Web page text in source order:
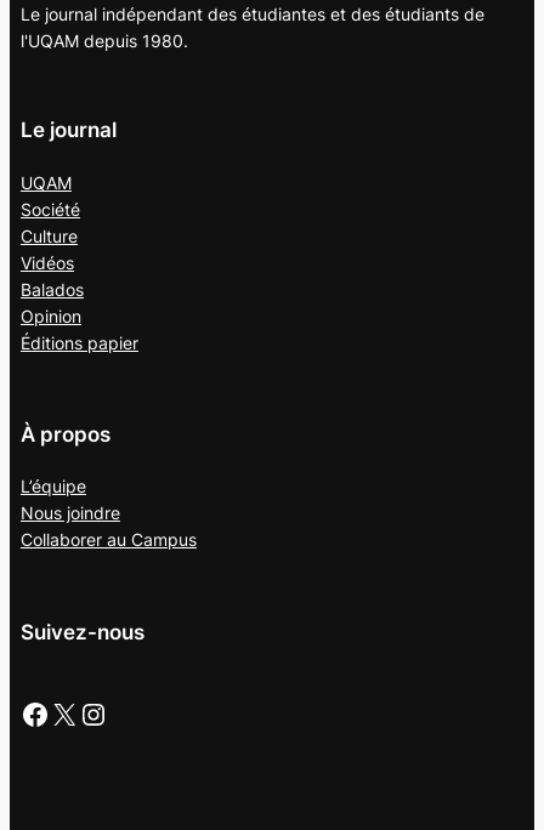
Le journal indépendant des étudiantes et des étudiants de
l'UQAM depuis 1980.
Le journal
UQAM
Société
Culture
Vidéos
Balados
Opinion
Éditions papier
À propos
L’équipe
Nous joindre
Collaborer au Campus
Suivez-nous
Facebook X Instagram